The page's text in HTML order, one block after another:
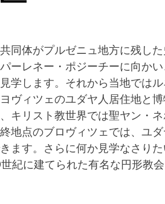
同体がプルゼニュ地方に残し
ーレネー・ポジーチーに向か
学します。それから当地では
ヴィツェのユダヤ人居住地と
キリスト教世界では聖ヤン・
地点のブロヴィツェでは、ユ
ます。さらに何か見学なさり
紀に建てられた有名な円形教